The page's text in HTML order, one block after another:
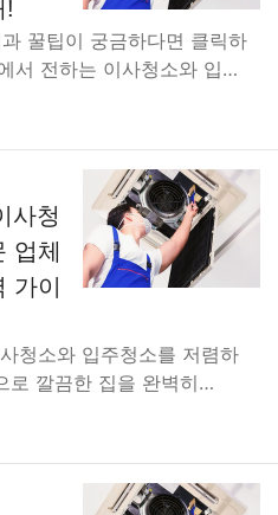
!
꿀팁이 궁금하다면 클릭하
서 전하는 이사청소와 입…
사청
업체
이
청소와 입주청소를 저렴하
로 깔끔한 집을 완벽히…